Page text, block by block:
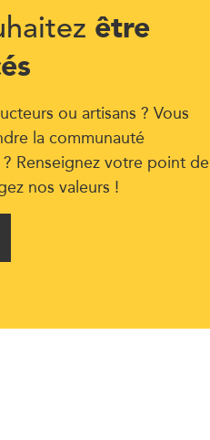
être
ou artisans ? Vous
la communauté
Renseignez votre point de
nos valeurs !